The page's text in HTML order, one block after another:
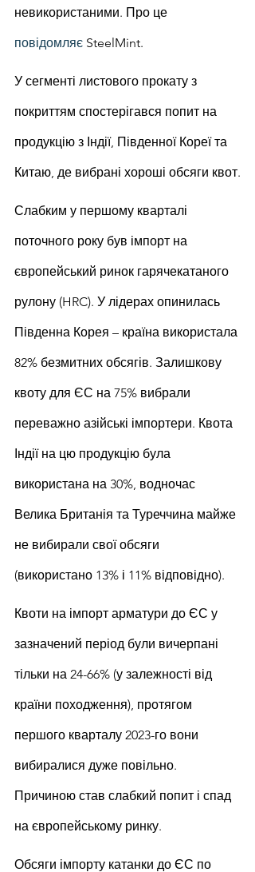
невикористаними. Про це
повідомляє SteelMint.
У сегменті листового прокату з
покриттям спостерігався попит на
продукцію з Індії, Південної Кореї та
Китаю, де вибрані хороші обсяги квот.
Слабким у першому кварталі
поточного року був імпорт на
європейський ринок гарячекатаного
рулону (HRC). У лідерах опинилась
Південна Корея – країна використала
82% безмитних обсягів. Залишкову
квоту для ЄС на 75% вибрали
переважно азійські імпортери. Квота
Індії на цю продукцію була
використана на 30%, водночас
Велика Британія та Туреччина майже
не вибирали свої обсяги
(використано 13% і 11% відповідно).
Квоти на імпорт арматури до ЄС у
зазначений період були вичерпані
тільки на 24-66% (у залежності від
країни походження), протягом
першого кварталу 2023-го вони
вибиралися дуже повільно.
Причиною став слабкий попит і спад
на європейському ринку.
Обсяги імпорту катанки до ЄС по